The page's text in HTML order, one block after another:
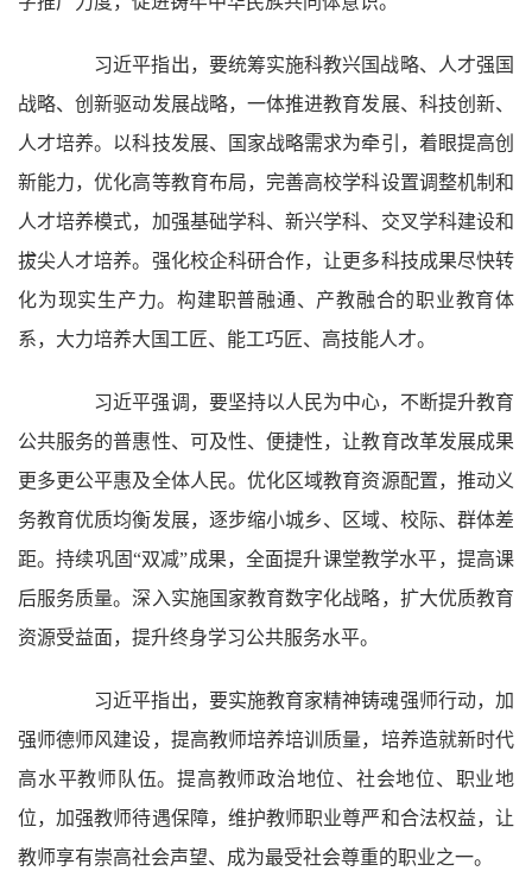
习近平指出，要统筹实施科教兴国战略、人才强国
战略、创新驱动发展战略，一体推进教育发展、科技创新、
人才培养。以科技发展、国家战略需求为牵引，着眼提高创
新能力，优化高等教育布局，完善高校学科设置调整机制和
人才培养模式，加强基础学科、新兴学科、交叉学科建设和
拔尖人才培养。强化校企科研合作，让更多科技成果尽快转
化为现实生产力。构建职普融通、产教融合的职业教育体
系，大力培养大国工匠、能工巧匠、高技能人才。
习近平强调，要坚持以人民为中心，不断提升教育
公共服务的普惠性、可及性、便捷性，让教育改革发展成果
更多更公平惠及全体人民。优化区域教育资源配置，推动义
务教育优质均衡发展，逐步缩小城乡、区域、校际、群体差
距。持续巩固“双减”成果，全面提升课堂教学水平，提高课
后服务质量。深入实施国家教育数字化战略，扩大优质教育
资源受益面，提升终身学习公共服务水平。
习近平指出，要实施教育家精神铸魂强师行动，加
强师德师风建设，提高教师培养培训质量，培养造就新时代
高水平教师队伍。提高教师政治地位、社会地位、职业地
位，加强教师待遇保障，维护教师职业尊严和合法权益，让
教师享有崇高社会声望、成为最受社会尊重的职业之一。